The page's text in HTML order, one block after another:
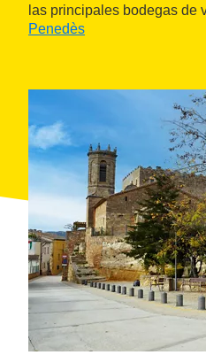
las principales bodegas de
Penedès